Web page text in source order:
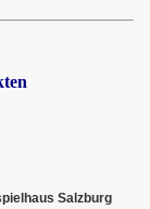
Salzburg